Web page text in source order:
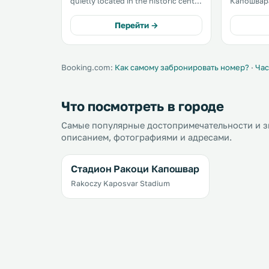
minutes' walk from the pedestrian
street with numerous restaurants
and cafés. .
Перейти →
гостей
лобби-
Booking.com: Как самому забронировать номер? ·
Что посмотреть в городе
Самые популярные достопримечательности и
описанием, фотографиями и адресами.
Стадион Ракоци Капошвар
Rakoczy Kaposvar Stadium